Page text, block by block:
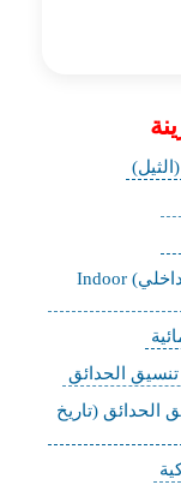
النباتات الداخلية (نباتات التنسيق الداخلي) Indoor
تنسيق الحدائق
الحدائق (تاريخ